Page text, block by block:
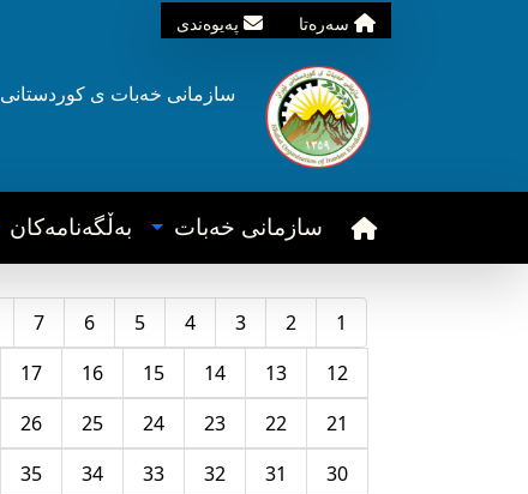
سه‌ره‌تا په‌یوه‌ندی
سازمانی خه‌بات ی کوردستانی
سازمانی خه‌بات به‌ڵگه‌نامه‌کان
1
2
3
4
5
6
7
12
13
14
15
16
17
21
22
23
24
25
26
30
31
32
33
34
35